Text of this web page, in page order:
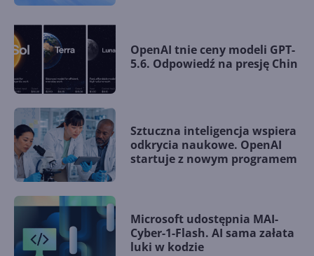
OpenAI tnie ceny modeli GPT-
5.6. Odpowiedź na presję Chin
Sztuczna inteligencja wspiera
odkrycia naukowe. OpenAI
startuje z nowym programem
Microsoft udostępnia MAI-
Cyber-1-Flash. AI sama załata
luki w kodzie